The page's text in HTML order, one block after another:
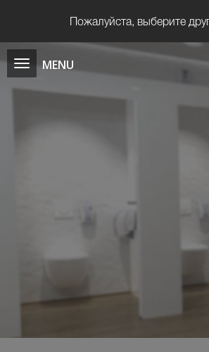
Пожалуйста, выберите